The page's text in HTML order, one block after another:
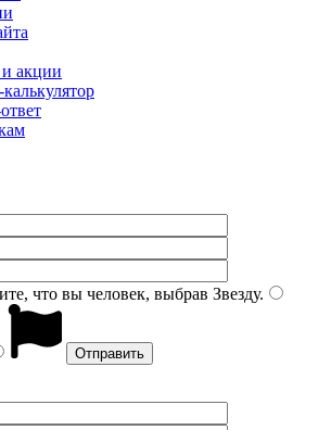
акции
что вы человек, выбрав Звезду.